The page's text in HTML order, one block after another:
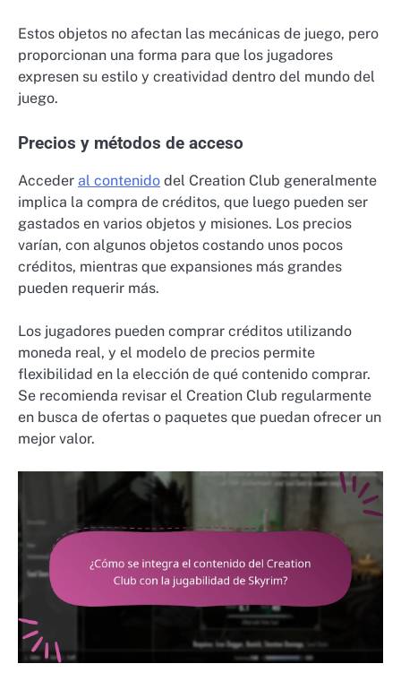
Estos objetos no afectan las mecánicas de juego, pero
proporcionan una forma para que los jugadores
expresen su estilo y creatividad dentro del mundo del
juego.
Precios y métodos de acceso
Acceder al contenido del Creation Club generalmente
implica la compra de créditos, que luego pueden ser
gastados en varios objetos y misiones. Los precios
varían, con algunos objetos costando unos pocos
créditos, mientras que expansiones más grandes
pueden requerir más.
Los jugadores pueden comprar créditos utilizando
moneda real, y el modelo de precios permite
flexibilidad en la elección de qué contenido comprar.
Se recomienda revisar el Creation Club regularmente
en busca de ofertas o paquetes que puedan ofrecer un
mejor valor.